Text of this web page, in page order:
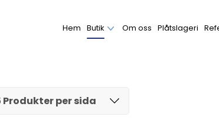
Hem Butik Om oss Plåtslageri
Produkter per sida